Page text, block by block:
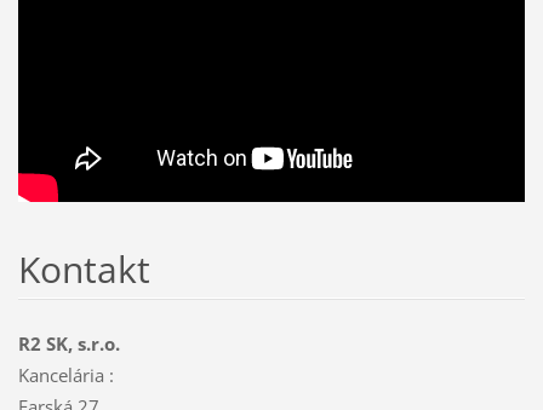
Kontakt
R2 SK, s.r.o.
Kancelária :